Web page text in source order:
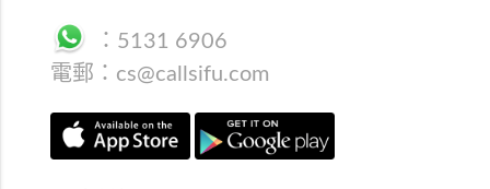
： 5131 6906
電郵： cs@callsifu.com